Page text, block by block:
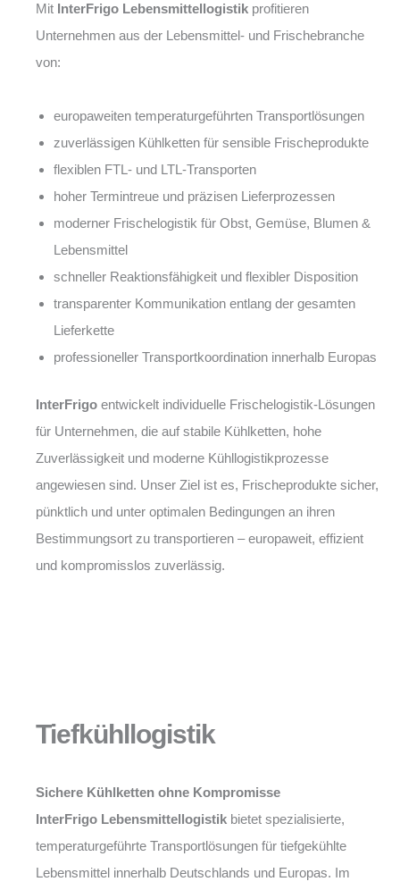
Mit InterFrigo Lebensmittellogistik profitieren
Unternehmen aus der Lebensmittel- und Frischebranche
von:
europaweiten temperaturgeführten Transportlösungen
zuverlässigen Kühlketten für sensible Frischeprodukte
flexiblen FTL- und LTL-Transporten
hoher Termintreue und präzisen Lieferprozessen
moderner Frischelogistik für Obst, Gemüse, Blumen &
Lebensmittel
schneller Reaktionsfähigkeit und flexibler Disposition
transparenter Kommunikation entlang der gesamten
Lieferkette
professioneller Transportkoordination innerhalb Europas
InterFrigo entwickelt individuelle Frischelogistik-Lösungen
für Unternehmen, die auf stabile Kühlketten, hohe
Zuverlässigkeit und moderne Kühllogistikprozesse
angewiesen sind. Unser Ziel ist es, Frischeprodukte sicher,
pünktlich und unter optimalen Bedingungen an ihren
Bestimmungsort zu transportieren – europaweit, effizient
und kompromisslos zuverlässig.
Tiefkühllogistik
Sichere Kühlketten ohne Kompromisse
InterFrigo Lebensmittellogistik bietet spezialisierte,
temperaturgeführte Transportlösungen für tiefgekühlte
Lebensmittel innerhalb Deutschlands und Europas. Im